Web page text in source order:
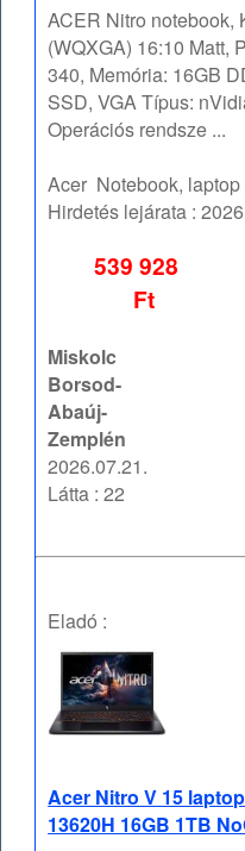
ACER Nitro notebook,
(WQXGA) 16:10 Matt,
340, Memória: 16GB
SSD, VGA Típus:
Operációs rendsze ...
Acer Notebook, laptop
Hirdetés lejárata :
539 928
Ft
Miskolc
Borsod-
Abaúj-
Zemplén
2026.07.21.
Látta : 22
Eladó :
Acer Nitro V 15
13620H 16GB 1TB